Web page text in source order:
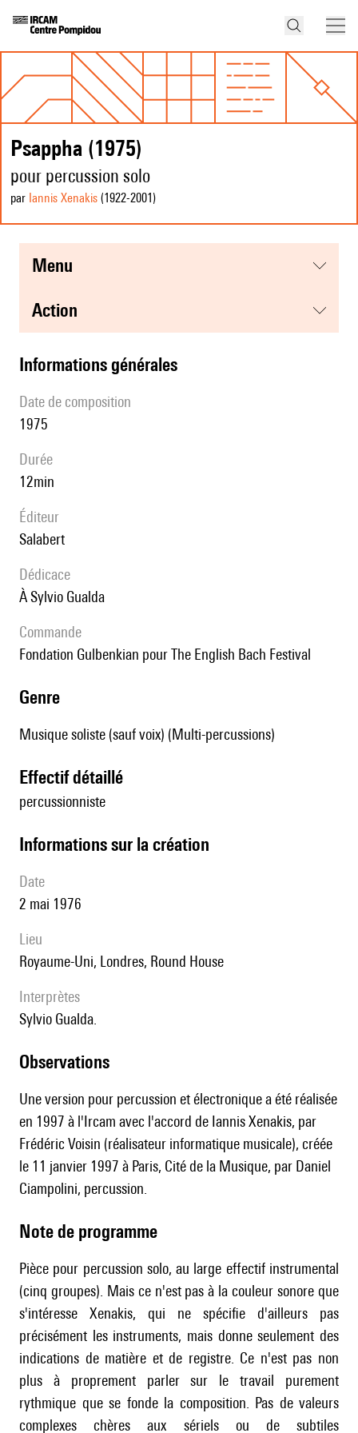
Psappha (1975)
pour percussion solo
par Iannis Xenakis (1922-2001 )
menu
action
informations générales
date de composition
1975
durée
12min
éditeur
Salabert
Dédicace
à Sylvio Gualda
Commande
Fondation Gulbenkian pour The English Bach Festival
genre
Musique soliste (sauf voix) (Multi-percussions)
effectif détaillé
percussionniste
informations sur la création
date
2 mai 1976
lieu
Royaume-Uni, Londres, Round House
interprètes
Sylvio Gualda.
observations
Une version pour percussion et électronique a été réalisée
en 1997 à l'Ircam avec l'accord de Iannis Xenakis, par
Frédéric Voisin (réalisateur informatique musicale), créée
le 11 janvier 1997 à Paris, Cité de la Musique, par Daniel
Ciampolini, percussion.
Note de programme
Pièce pour percussion solo, au large effectif instrumental
(cinq groupes). Mais ce n'est pas à la couleur sonore que
s'intéresse Xenakis, qui ne spécifie d'ailleurs pas
précisément les instruments, mais donne seulement des
indications de matière et de registre. Ce n'est pas non
plus à proprement parler sur le travail purement
rythmique que se fonde la composition. Pas de valeurs
complexes chères aux sériels ou de subtiles